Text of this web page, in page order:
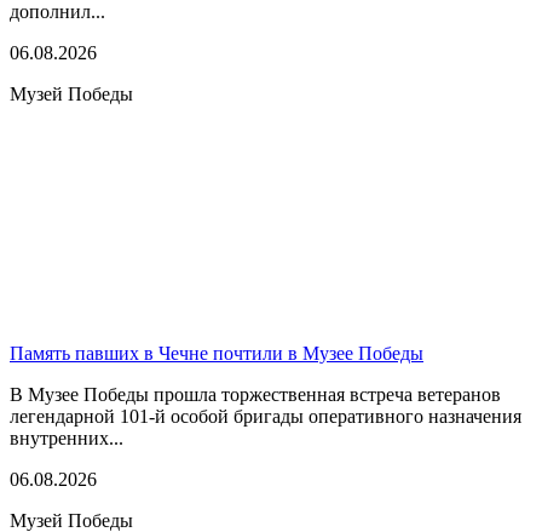
дополнил...
06.08.2026
Музей Победы
Память павших в Чечне почтили в Музее Победы
В Музее Победы прошла торжественная встреча ветеранов
легендарной 101-й особой бригады оперативного назначения
внутренних...
06.08.2026
Музей Победы